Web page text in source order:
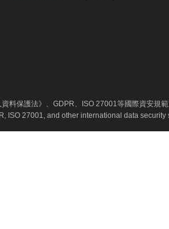
料保護法》、GDPR、ISO 27001等國際資安規範
ISO 27001, and other international data security